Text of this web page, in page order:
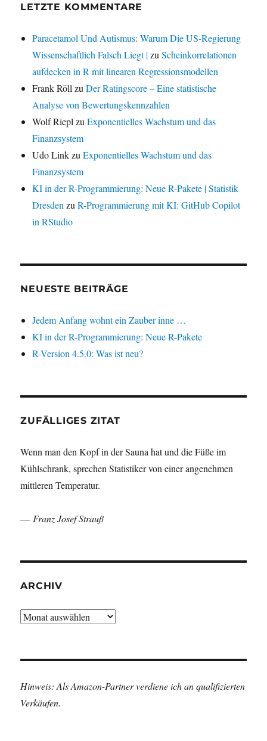
LETZTE KOMMENTARE
Paracetamol Und Autismus: Warum Die US-Regierung
Wissenschaftlich Falsch Liegt |zuScheinkorrelationen
aufdecken in R mit linearen Regressionsmodellen
Frank Röll zuDer Ratingscore – Eine statistische
Analyse von Bewertungskennzahlen
Wolf Riepl zuExponentielles Wachstum und das
Finanzsystem
Udo LinkzuExponentielles Wachstum und das
Finanzsystem
KI in der R-Programmierung: Neue R-Pakete | Statistik
Dresden zuR-Programmierung mit KI: GitHub Copilot
in RStudio
NEUESTE BEITRÄGE
Jedem Anfang wohnt ein Zauber inne …
KI in der R-Programmierung: Neue R-Pakete
R-Version 4.5.0: Was ist neu?
ZUFÄLLIGES ZITAT
Wenn man den Kopf in der Sauna hat und die Füße im
Kühlschrank, sprechen Statistiker von einer angenehmen
mittleren Temperatur.
— Franz Josef Strauß
ARCHIV
Archiv
Hinweis: Als Amazon-Partner verdiene ich an qualifizierten
Verkäufen.